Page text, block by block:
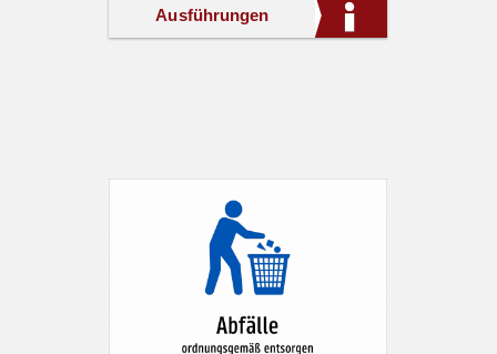
Ausführungen